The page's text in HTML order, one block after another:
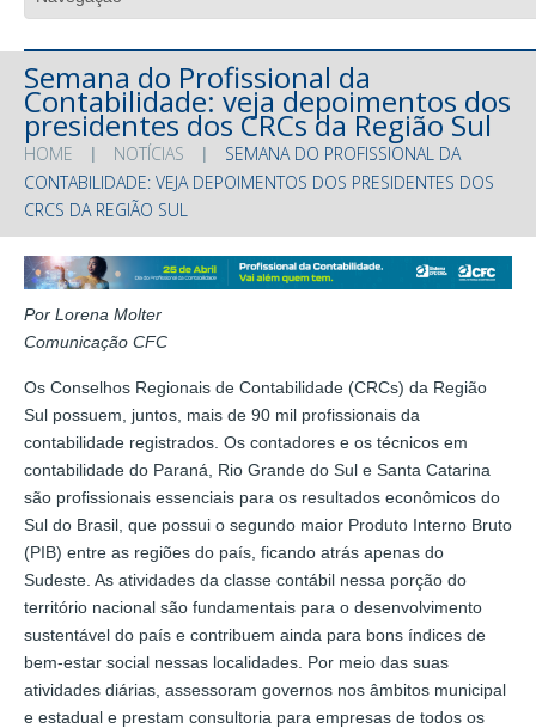
Semana do Profissional da
Contabilidade: veja depoimentos dos
presidentes dos CRCs da Região Sul
HOME NOTÍCIAS
SEMANA DO PROFISSIONAL DA
CONTABILIDADE: VEJA DEPOIMENTOS DOS PRESIDENTES DOS
CRCS DA REGIÃO SUL
Por Lorena Molter
Comunicação CFC
Os Conselhos Regionais de Contabilidade (CRCs) da Região
Sul possuem, juntos, mais de 90 mil profissionais da
contabilidade registrados. Os contadores e os técnicos em
contabilidade do Paraná, Rio Grande do Sul e Santa Catarina
são profissionais essenciais para os resultados econômicos do
Sul do Brasil, que possui o segundo maior Produto Interno Bruto
(PIB) entre as regiões do país, ficando atrás apenas do
Sudeste. As atividades da classe contábil nessa porção do
território nacional são fundamentais para o desenvolvimento
sustentável do país e contribuem ainda para bons índices de
bem-estar social nessas localidades. Por meio das suas
atividades diárias, assessoram governos nos âmbitos municipal
e estadual e prestam consultoria para empresas de todos os